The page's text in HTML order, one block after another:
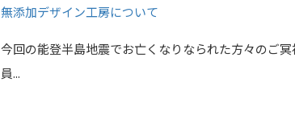
無添加デザイン工房について
今回の能登半島地震でお亡くなりなられた方々のご
員...